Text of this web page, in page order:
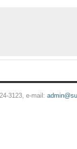
3123, e-mail: